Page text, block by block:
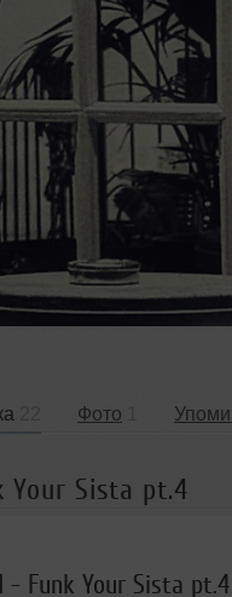
Фото
Your Sista pt.4
- Funk Your Sista pt.4